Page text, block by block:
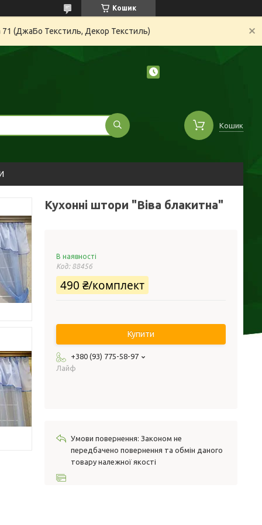
Кошик
71 (ДжаБо Текстиль, Декор Текстиль)
Кошик
Кухонні штори "Віва блакитна"
В наявності
Код: 88456
490 ₴/комплект
Купити
+380 (93) 775-58-97
Лайф
Законом не
передбачено повернення та обмін даного
товару належної якості